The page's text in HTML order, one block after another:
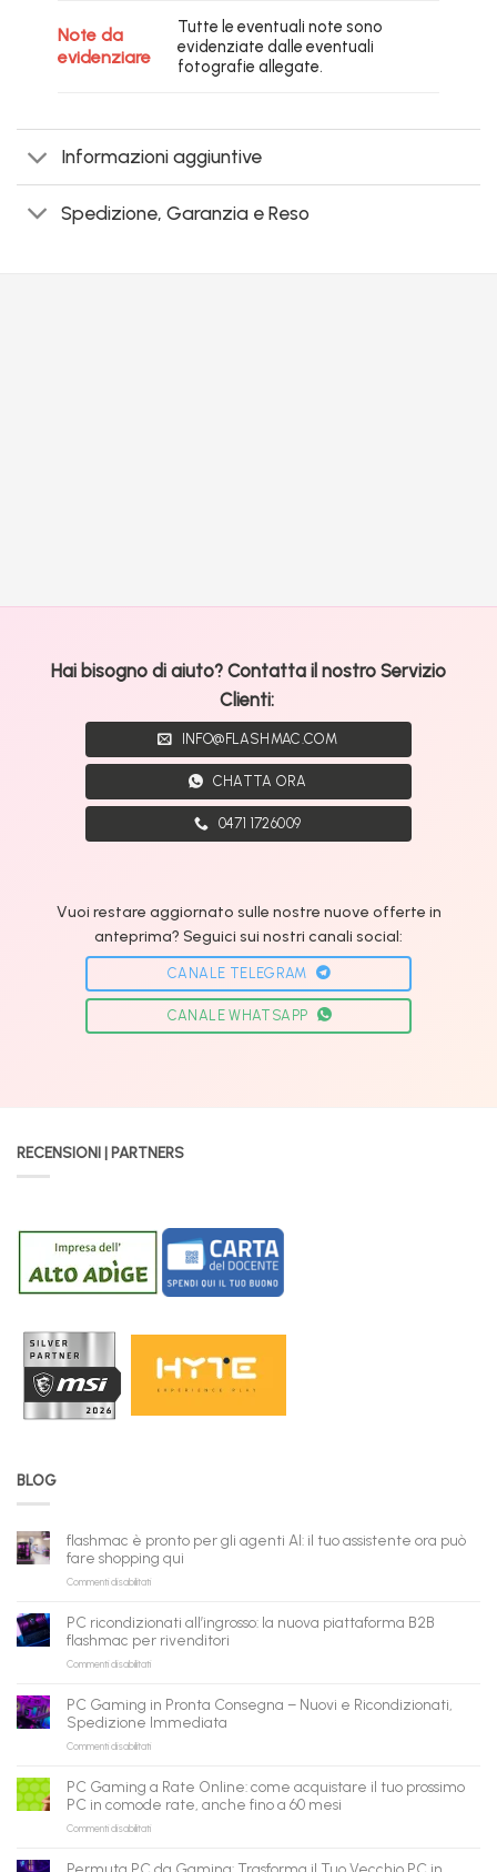
Note da
evidenziare
Tutte le eventuali note sono
evidenziate dalle eventuali
fotografie allegate.
Informazioni aggiuntive
Spedizione, Garanzia e Reso
Hai bisogno di aiuto? Contatta il nostro Servizio
Clienti:
INFO@FLASHMAC.COM
CHATTA ORA
0471 1726009
Vuoi restare aggiornato sulle nostre nuove offerte in
anteprima? Seguici sui nostri canali social:
CANALE TELEGRAM
CANALE WHATSAPP
RECENSIONI | PARTNERS
BLOG
flashmac è pronto per gli agenti AI: il tuo assistente ora può
fare shopping qui
Commenti disabilitatisu
pronto
per
gli
AI:
il
tuo
assistente
può
fare
shopping
qui
PC ricondizionati all’ingrosso: la nuova piattaforma B2B
flashmac per rivenditori
Commenti disabilitatisu
ricondizionati
all’ingrosso:
la
nuova
B2B
flashmac
per
rivenditori
PC Gaming in Pronta Consegna – Nuovi e Ricondizionati,
Spedizione Immediata
Commenti disabilitatisu
Gaming
in
Pronta
Consegna
Nuovi
PC Gaming a Rate Online: come acquistare il tuo prossimo
PC in comode rate, anche fino a 60 mesi
Commenti disabilitatisu
Gaming